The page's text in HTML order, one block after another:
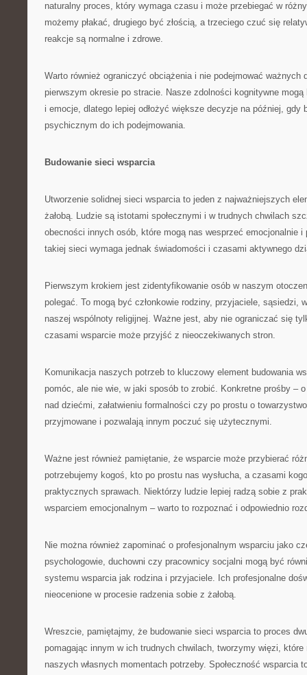
naturalny proces, który wymaga czasu i może przebiegać w
możemy płakać, drugiego być złością, a trzeciego czuć się
reakcje są normalne i zdrowe.
Warto również ograniczyć obciążenia i nie podejmować ważnych
pierwszym okresie po stracie. Nasze zdolności kognitywne
i emocje, dlatego lepiej odłożyć większe decyzje na później, gdy
psychicznym do ich podejmowania.
Budowanie sieci wsparcia
Utworzenie solidnej sieci wsparcia to jeden z najważniejszych
żałobą. Ludzie są istotami społecznymi i w trudnych chwilach
obecności innych osób, które mogą nas wesprzeć emocjonalnie i
takiej sieci wymaga jednak świadomości i czasami aktywnego
Pierwszym krokiem jest zidentyfikowanie osób w naszym
polegać. To mogą być członkowie rodziny, przyjaciele, sąsiedzi,
naszej wspólnoty religijnej. Ważne jest, aby nie ograniczać się
czasami wsparcie może przyjść z nieoczekiwanych stron.
Komunikacja naszych potrzeb to kluczowy element budowania
pomóc, ale nie wie, w jaki sposób to zrobić. Konkretne prośby –
nad dziećmi, załatwieniu formalności czy po prostu o
przyjmowane i pozwalają innym poczuć się użytecznymi.
Ważne jest również pamiętanie, że wsparcie może przybierać
potrzebujemy kogoś, kto po prostu nas wysłucha, a czasami
praktycznych sprawach. Niektórzy ludzie lepiej radzą sobie z
wsparciem emocjonalnym – warto to rozpoznać i odpowiednio
Nie można również zapominać o profesjonalnym wsparciu jako
psychologowie, duchowni czy pracownicy socjalni mogą być
systemu wsparcia jak rodzina i przyjaciele. Ich profesjonalne
nieocenione w procesie radzenia sobie z żałobą.
Wreszcie, pamiętajmy, że budowanie sieci wsparcia to proces
pomagając innym w ich trudnych chwilach, tworzymy więzi,
naszych własnych momentach potrzeby. Społeczność wsparcia